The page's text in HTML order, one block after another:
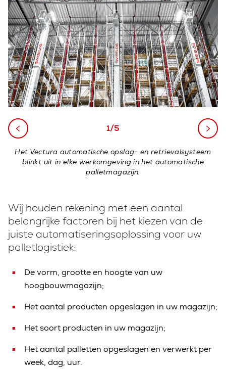
1/5
Het Vectura automatische opslag- en retrievalsysteem
blinkt uit in elke werkomgeving in het automatische
palletmagazijn.
Wij houden rekening met een aantal
belangrijke factoren bij het kiezen van de
juiste automatiseringsoplossing voor uw
palletlogistiek:
De vorm, grootte en hoogte van uw
hoogbouwmagazijn;
Het aantal producten opgeslagen in uw magazijn;
Het soort producten in uw magazijn;
Het aantal palletten opgeslagen en verwerkt per
week, dag, uur.